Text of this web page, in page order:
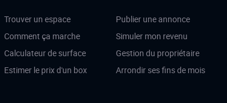
Trouver un espace
Comment ça marche
Calculateur de surface
Estimer le prix d'un box
Publier une annonce
Simuler mon revenu
Gestion du propriétaire
Arrondir ses fins de mois